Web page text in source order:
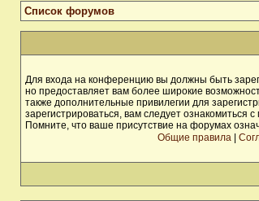
Список форумов
Для входа на конференцию вы должны быть
но предоставляет вам более широкие
также дополнительные привилегии для
зарегистрироваться, вам следует
Помните, что ваше присутствие на форумах
Общие правила